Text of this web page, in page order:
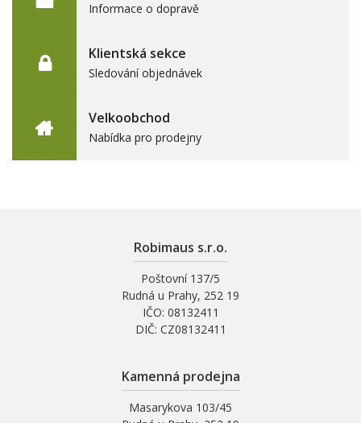
Informace o dopravě
Klientská sekce
Sledování objednávek
Velkoobchod
Nabídka pro prodejny
Robimaus s.r.o.
Poštovní 137/5
Rudná u Prahy, 252 19
IČO: 08132411
DIČ: CZ08132411
Kamenná prodejna
Masarykova 103/45